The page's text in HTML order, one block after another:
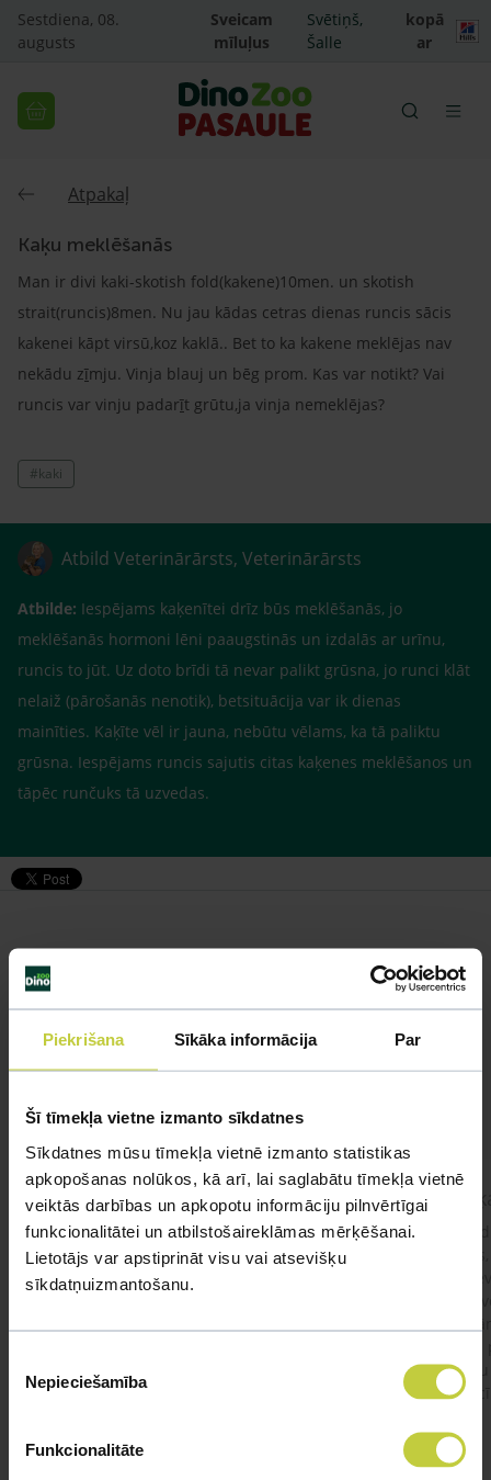
Piekrišana Sīkāka informācija Par
Šī tīmekļa vietne izmanto sīkdatnes
Sīkdatnes mūsu tīmekļa vietnē izmanto statistikas
apkopošanas nolūkos, kā arī, lai saglabātu tīmekļa vietnē
veiktās darbības un apkopotu informāciju pilnvērtīgai
funkcionalitātei un atbilstošaireklāmas mērķēšanai.
Lietotājs var apstiprināt visu vai atsevišķu
sīkdatņuizmantošanu.
izvēle
Nepieciešamība
Funkcionalitāte
Sestdiena, 08.
augusts
Sveicam
mīluļus
Svētiņš,
Šalle
kopā
ar
Atpakaļ
Kaķu meklēšanās
Man ir divi kaki-skotish fold(kakene)10men. un skotish
strait(runcis)8men. Nu jau kādas cetras dienas runcis sācis
kakenei kāpt virsū,koz kaklā.. Bet to ka kakene meklējas nav
nekādu zīmju. Vinja blauj un bēg prom. Kas var notikt? Vai
runcis var vinju padarīt grūtu,ja vinja nemeklējas?
#kaki
Atbild Veterinārārsts, Veterinārārsts
Atbilde: Iespējams kaķenītei drīz būs meklēšanās, jo
meklēšanās hormoni lēni paaugstinās un izdalās ar urīnu,
runcis to jūt. Uz doto brīdi tā nevar palikt grūsna, jo runci klāt
nelaiž (pārošanās nenotik), betsituācija var ik dienas
mainīties. Kaķīte vēl ir jauna, nebūtu vēlams, ka tā paliktu
grūsna. Iespējams runcis sajutis citas kaķenes meklēšanos un
tāpēc runčuks tā uzvedas.
Līdzīgi jautājumi
Mūsu eksperti spēs atbildēt uz jebkuru Jūsu jautājumu
kaķis apēdis plēvi
Ja kaķim gadījies apēst plastiku ,ko ieklāj zem
garnelēm kārbiņās apakšā.Kādas sekas varētu
būt?Kā kaķis varētu reağēt...Ko darīt?
būtu